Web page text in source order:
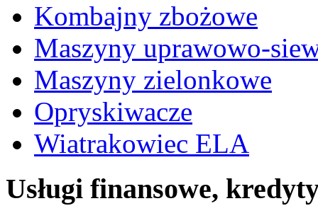
Kombajny zbożowe
Maszyny uprawowo-
Maszyny zielonkowe
Opryskiwacze
Wiatrakowiec ELA
Usługi finansowe,